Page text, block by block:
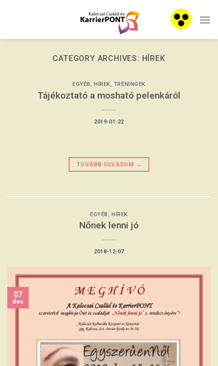
CATEGORY ARCHIVES: HÍREK
EGYÉB, HÍREK, TRÉNINGEK
Tájékoztató a mosható pelenkáról
2019-01-22
TOVÁBB OLVASOM →
EGYÉB,HÍREK
Nőnek lenni jó
2018-12-07
07
dec